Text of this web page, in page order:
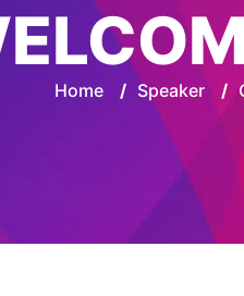
Home / Speaker /